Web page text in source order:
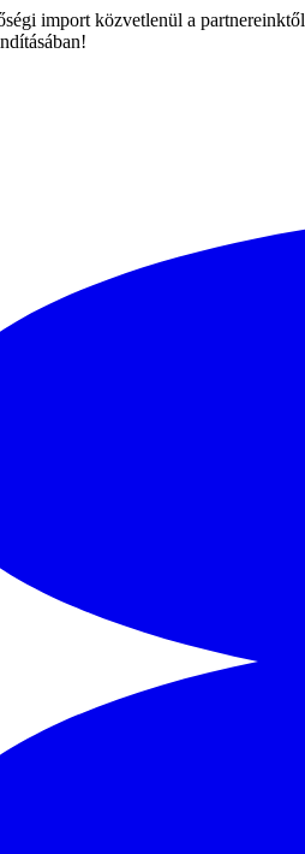
import közvetlenül a partnereinktől